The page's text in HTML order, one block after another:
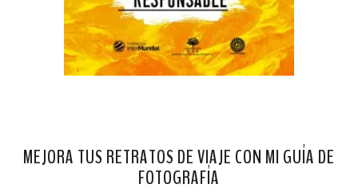
MEJORA TUS RETRATOS DE VIAJE CON MI GUÍA DE
FOTOGRAFÍA